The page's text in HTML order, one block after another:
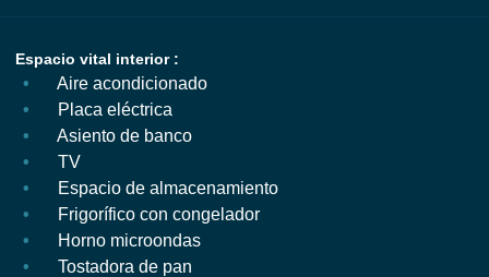
Espacio vital interior :
Aire acondicionado
Placa eléctrica
Asiento de banco
TV
Espacio de almacenamiento
Frigorífico con congelador
Horno microondas
Tostadora de pan